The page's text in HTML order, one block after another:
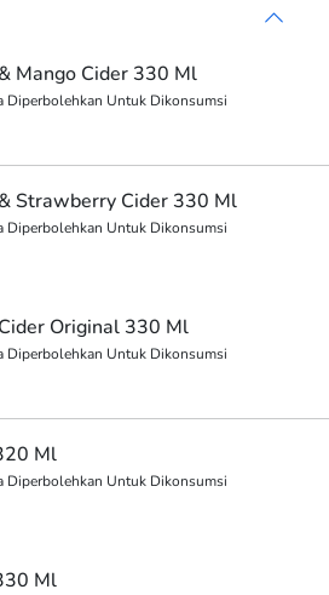
Mango Cider 330 Ml
Diperbolehkan Untuk Dikonsumsi
Strawberry Cider 330 Ml
Diperbolehkan Untuk Dikonsumsi
Original 330 Ml
Diperbolehkan Untuk Dikonsumsi
Ml
Diperbolehkan Untuk Dikonsumsi
Ml